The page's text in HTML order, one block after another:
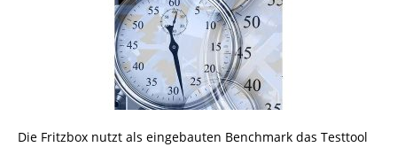
Die Fritzbox nutzt als eingebauten Benchmark das Testtool